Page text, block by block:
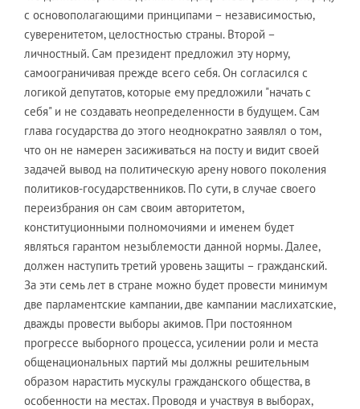
с основополагающими принципами – независимостью,
суверенитетом, целостностью страны. Второй –
личностный. Сам президент предложил эту норму,
самоограничивая прежде всего себя. Он согласился с
логикой депутатов, которые ему предложили "начать с
себя" и не создавать неопределенности в будущем. Сам
глава государства до этого неоднократно заявлял о том,
что он не намерен засиживаться на посту и видит своей
задачей вывод на политическую арену нового поколения
политиков-государственников. По сути, в случае своего
переизбрания он сам своим авторитетом,
конституционными полномочиями и именем будет
являться гарантом незыблемости данной нормы. Далее,
должен наступить третий уровень защиты – гражданский.
За эти семь лет в стране можно будет провести минимум
две парламентские кампании, две кампании маслихатские,
дважды провести выборы акимов. При постоянном
прогрессе выборного процесса, усилении роли и места
общенациональных партий мы должны решительным
образом нарастить мускулы гражданского общества, в
особенности на местах. Проводя и участвуя в выборах,